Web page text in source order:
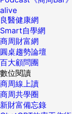
alive
良醫健康網
Smart自學網
商周財富網
圓桌趨勢論壇
百大顧問團
數位閱讀
商周線上讀
商周共學圈
新財富備忘錄